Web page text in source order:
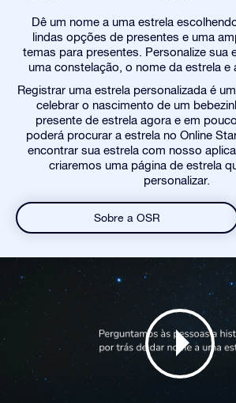
Dê um nome a uma estrela
lindas opções de presentes e uma
temas para presentes. Personalize sua
uma constelação, o nome da estrela e
Registrar uma estrela personalizada é
celebrar o nascimento de um
presente de estrela agora e em
poderá procurar a estrela no Online
encontrar sua estrela com nosso
criaremos uma página de estrela
personalizar.
Sobre a OSR